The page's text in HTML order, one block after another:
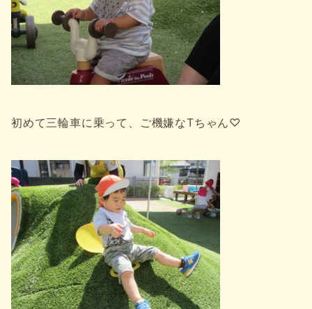
初めて三輪車に乗って、ご機嫌なTちゃん♡